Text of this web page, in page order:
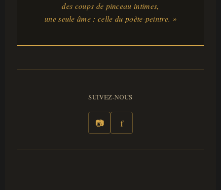
des coups de pinceau intimes,
une seule âme : celle du poète-peintre. »
SUIVEZ-NOUS
📷 f